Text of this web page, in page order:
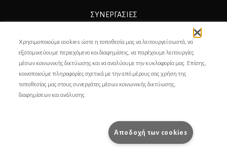
ΣΥΝΕΡΓΑΣΊΕΣ
ΕΠΙΚΟΙΝΩΝΙΑ
ΣΥΝΤΕΛΕΣΤΕΣ
ΟΡΟΙ ΧΡΗΣΗΣ
Χρησιμοποιούμε cookies ώστε η τοποθεσία μας να λειτουργεί σωστά, να
εξατομικεύουμε περιεχόμενο και διαφημίσεις, να παρέχουμε λειτουργίες
μέσων κοινωνικής δικτύωσης και να αναλύουμε την κυκλοφορία μας. Επίσης,
κοινοποιούμε πληροφορίες σχετικά με την από μέρους σας χρήση της
τοποθεσίας μας στους συνεργάτες μέσων κοινωνικής δικτύωσης,
διαφημίσεων και ανάλυσης.
Αποδοχή των cookies